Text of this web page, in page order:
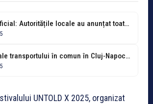
Anunț Oficial: Autoritățile locale au anunțat toate restricțiile de circulație pe perioada...
Devieri ale transportului în comun în Cluj-Napoca pentru festivalul Untold. Tramvaiele, suspendate
UNTOLD X 2025, organizat